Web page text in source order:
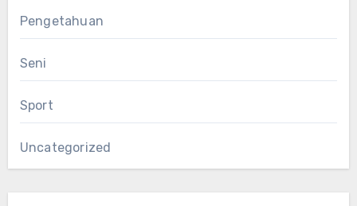
Pengetahuan
Seni
Sport
Uncategorized